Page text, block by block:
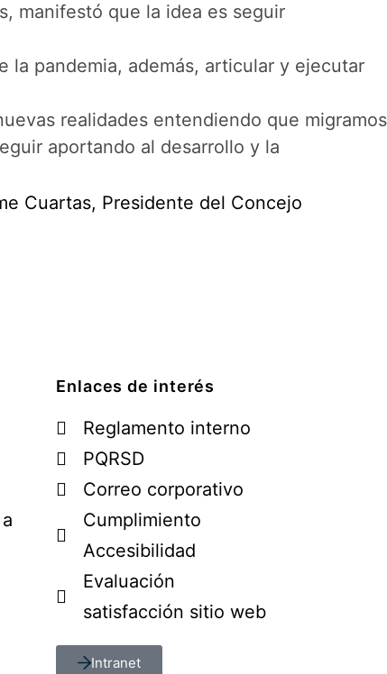
manifestó que la idea es seguir
la pandemia, además, articular y ejecutar
realidades entendiendo que migramos
aportando al desarrollo y la
Cuartas, Presidente del Concejo
Enlaces de interés
Reglamento interno
PQRSD
Correo corporativo
Cumplimiento
Accesibilidad
Evaluación
satisfacción sitio web
Intranet